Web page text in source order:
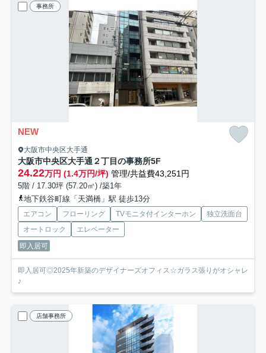
事務所
NEW
大阪市中央区大手通
大阪市中央区大手通２丁目の事務所5F
24.22万円 (1.4万円/坪) 管理/共益費43,251円
5階 / 17.30坪 (57.20㎡) /築1年
地下鉄谷町線「天満橋」駅 徒歩13分
エアコン フローリング TVモニタ付インターホン
独立洗面台
オートロック
エレベーター
即入居可
即入居可◎2025年新築のデザイナーズオフィス☆ガラス張りがオシャレ
♪
店舗事務所